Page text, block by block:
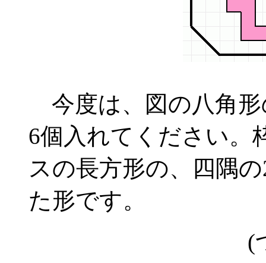
今度は、図の八角形
6個入れてください。
スの長方形の、四隅
た形です。
(